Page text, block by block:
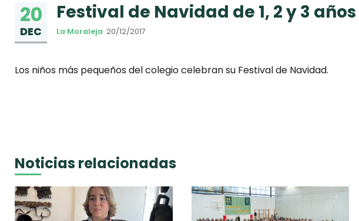
20
DEC
Festival de Navidad de 1, 2 y 3 años
La Moraleja 20/12/2017
Los niños más pequeños del colegio celebran su Festival de Navidad.
Noticias relacionadas